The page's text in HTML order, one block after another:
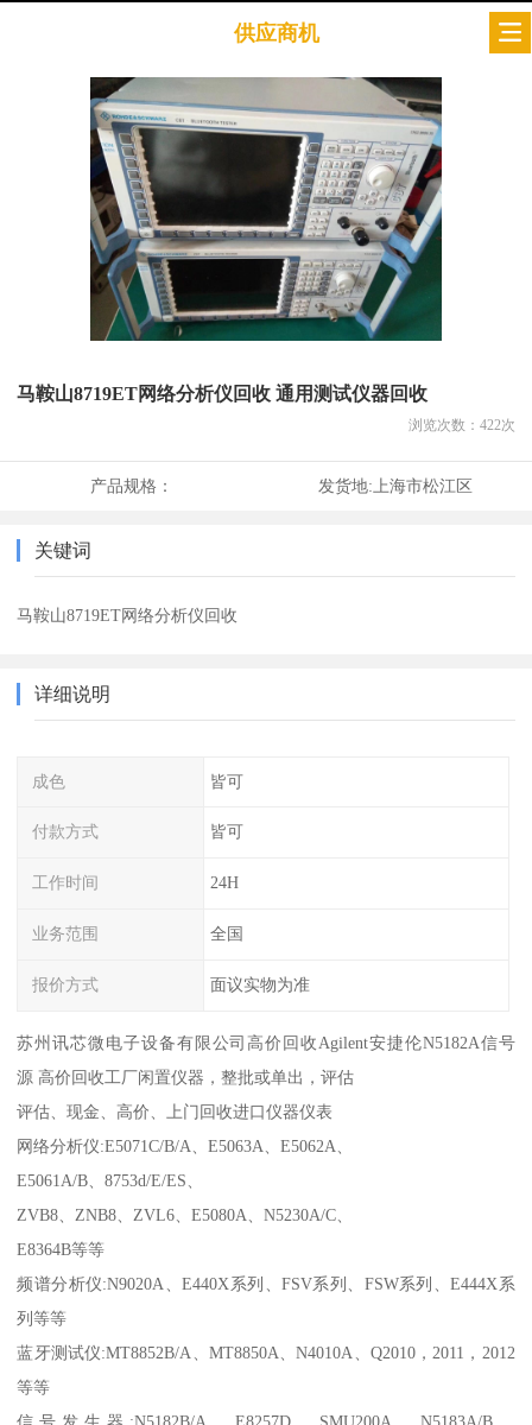
供应商机
马鞍山8719ET网络分析仪回收 通用测试仪器回收
浏览次数： 422次
产品规格： 发货地:上海市松江区
关键词
马鞍山8719ET网络分析仪回收
详细说明
成色 皆可
付款方式 皆可
工作时间 24H
业务范围 全国
报价方式 面议实物为准
苏州讯芯微电子设备有限公司高价回收Agilent安捷伦N5182A信号
源 高价回收工厂闲置仪器，整批或单出，评估
评估、现金、高价、上门回收进口仪器仪表
网络分析仪:E5071C/B/A、E5063A、E5062A、
E5061A/B、8753d/E/ES、
ZVB8、ZNB8、ZVL6、E5080A、N5230A/C、
E8364B等等
频谱分析仪:N9020A、E440X系列、FSV系列、FSW系列、E444X系
列等等
蓝牙测试仪:MT8852B/A、MT8850A、N4010A、Q2010，2011，2012
等等
信号发生器:N5182B/A、E8257D、SMU200A、N5183A/B、